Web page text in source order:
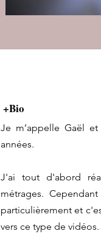
+Bio
Je m’appelle Gaël
années.​
J'ai tout d'abord
métrages.
particulièrement et
vers ce type de vidéos.